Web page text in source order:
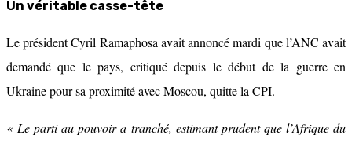
Un véritable casse-tête
Le président Cyril Ramaphosa avait annoncé mardi que l’ANC avait
demandé que le pays, critiqué depuis le début de la guerre en
Ukraine pour sa proximité avec Moscou, quitte la CPI.
« Le parti au pouvoir a tranché, estimant prudent que l’Afrique du